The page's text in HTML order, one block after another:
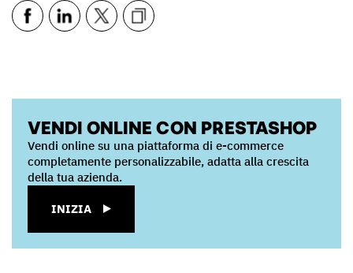
VENDI ONLINE CON PRESTASHOP
Vendi online su una piattaforma di e-commerce
completamente personalizzabile, adatta alla crescita
della tua azienda.
INIZIA